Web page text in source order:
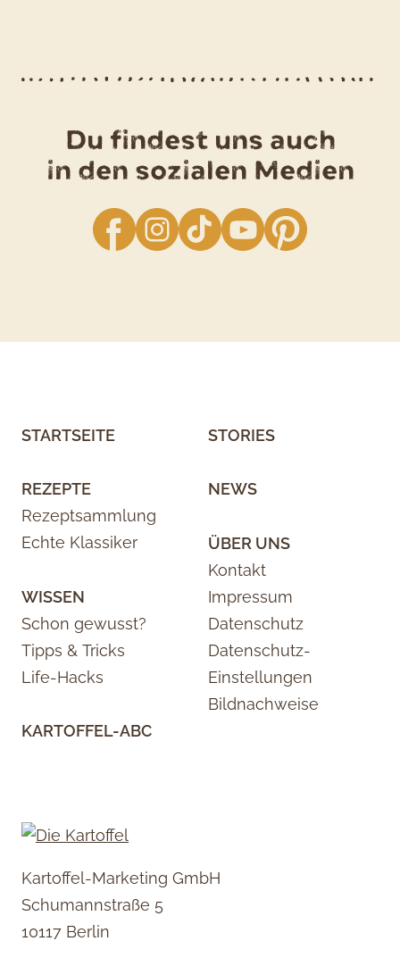
Du findest uns auch
in den sozialen Medien
facebookInstagram
TikTok YouTube
STARTSEITE
REZEPTE
Rezeptsammlung
Echte Klassiker
WISSEN
Schon gewusst?
Tipps & Tricks
Life-Hacks
KARTOFFEL-ABC
STORIES
NEWS
ÜBER UNS
Kontakt
Impressum
Datenschutz
Datenschutz-
Einstellungen
Bildnachweise
Kartoffel-Marketing GmbH
Schumannstraße 5
10117 Berlin